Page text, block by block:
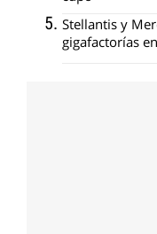
Stellantis y
gigafactorías